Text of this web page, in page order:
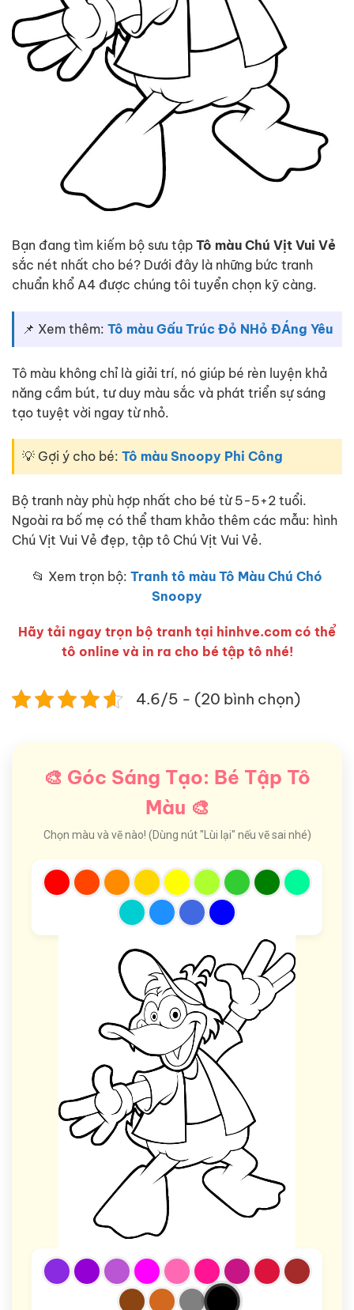
Bạn đang tìm kiếm bộ sưu tập Tô màu Chú Vịt Vui Vẻ
sắc nét nhất cho bé? Dưới đây là những bức tranh
chuẩn khổ A4 được chúng tôi tuyển chọn kỹ càng.
📌 Xem thêm: Tô màu Gấu Trúc Đỏ NHỏ ĐÁng Yêu
Tô màu không chỉ là giải trí, nó giúp bé rèn luyện khả
năng cầm bút, tư duy màu sắc và phát triển sự sáng
tạo tuyệt vời ngay từ nhỏ.
💡 Gợi ý cho bé: Tô màu Snoopy Phi Công
Bộ tranh này phù hợp nhất cho bé từ 5-5+2 tuổi.
Ngoài ra bố mẹ có thể tham khảo thêm các mẫu: hình
Chú Vịt Vui Vẻ đẹp, tập tô Chú Vịt Vui Vẻ.
📂 Xem trọn bộ: Tranh tô màu Tô Màu Chú Chó
Snoopy
Hãy tải ngay trọn bộ tranh tại hinhve.com có thể
tô online và in ra cho bé tập tô nhé!
4.6/5 - (20 bình chọn)
🎨 Góc Sáng Tạo: Bé Tập Tô
Màu 🎨
Chọn màu và vẽ nào! (Dùng nút "Lùi lại" nếu vẽ sai nhé)